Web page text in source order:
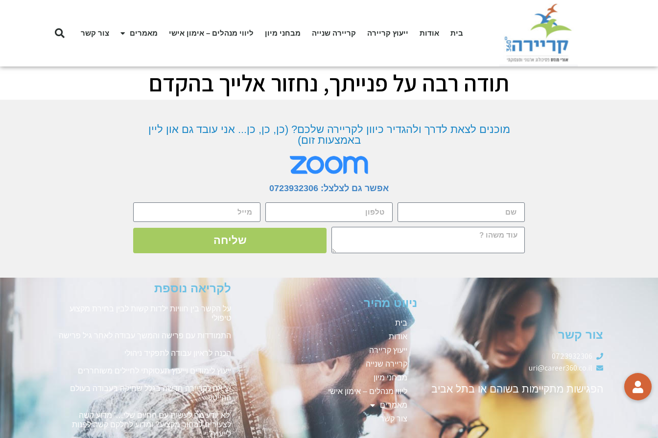
בית אודות ייעוץ קריירה קריירה שנייה מבחני מיון ליווי מנהלים – אימון אישי מאמרים צור קשר
תודה רבה על פנייתך, נחזור אלייך בהקדם
מוכנים לצאת לדרך ולהגדיר כיוון לקריירה שלכם? (כן, כן, כן... אני עובד גם און ליין
באמצעות זום)
אפשר גם לצלצל: 0723932306
שליחה
צור קשר
0723932306
uri@career360.co.il
הפגישות מתקיימות בשוהם או בתל אביב
ניווט מהיר
בית
אודות
ייעוץ קריירה
קריירה שנייה
מבחני מיון
ליווי מנהלים – אימון אישי
מאמרים
צור קשר
לקריאה נוספת
על הקשר בין חוויות ילדות קשות לבין בחירת מקצוע
טיפולי
התמודדות עם פרישה והמשך עבודה לאחר גיל פרישה
הכנה לראיון עבודה לתפקיד ניהולי
ייעוץ לימודים וייעוץ תעסוקתי לחיילים משוחררים
יציאה לקריירה חדשה בגלל שחיקה בעבודה בעולם
ההייטק.
'לא יודע מה לעשות עם החיים שלי…' מדוע קשה
לצעירים לבחור מקצוע? ומדוע לחלקם קשה לפנות
לייעוץ?